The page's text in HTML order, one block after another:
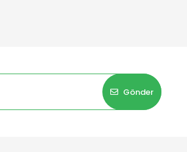
Gönder